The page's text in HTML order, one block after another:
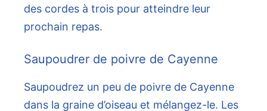
des cordes à trois pour atteindre leur
prochain repas.
Saupoudrer de poivre de Cayenne
Saupoudrez un peu de poivre de Cayenne
dans la graine d’oiseau et mélangez-le. Les